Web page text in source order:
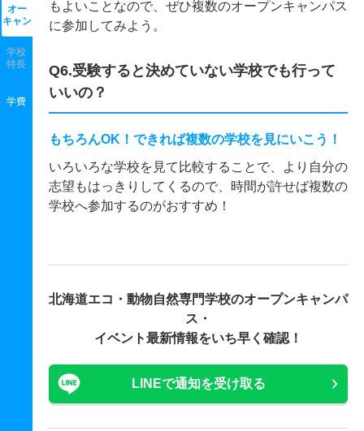
オー
キャン
学校
特長
学費
もよいことなので、ぜひ複数のオープンキャンパス
に参加してみよう。
Q6.受験すると決めていない学校でも行って
いいの？
もちろんOK！できれば複数の学校を見にいこう！
いろいろな学校を見て比較することで、より自分の
志望もはっきりしてくるので、時間が許せば複数の
学校へ参加するのがおすすめ！
北海道エコ・動物自然専門学校のオープンキャンパ
ス・
イベント最新情報をいち早く確認！
LINEで通知を受け取る